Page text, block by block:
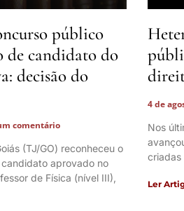
público
de candidato do
decisão do
comentário
(TJ/GO) reconheceu o
aprovado no
de Física (nível III),
4 de
Nos
criadas
Ler